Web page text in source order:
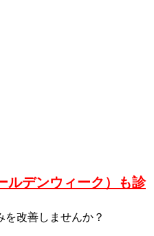
ルデンウィーク）も診
を改善しませんか？